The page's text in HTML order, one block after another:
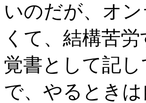
いのだが、オ
くて、結構苦
覚書として記
で、やるとき